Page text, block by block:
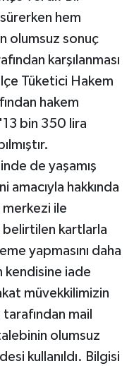
hem
olumsuz sonuç
karşılanması
Tüketici Hakem
hakem
bin 350 lira
de yaşamış
hakkında
merkezi ile
kartlarla
yapmasını daha
kendisine iade
müvekkilimizin
mail
olumsuz
kullanıldı. Bilgisi